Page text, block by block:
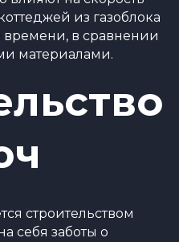
из газоблока
в сравнении
материалами.
строительством
себя заботы о